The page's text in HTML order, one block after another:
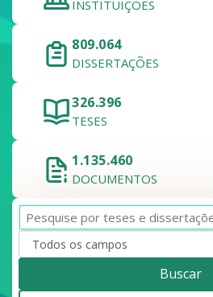
INSTITUIÇÕES
809.064
DISSERTAÇÕES
326.396
TESES
1.135.460
DOCUMENTOS
Buscar